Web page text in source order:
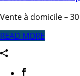
Vente à domicile –
READ MORE